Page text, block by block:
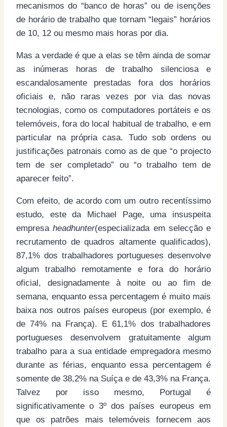
mecanismos do “banco de horas” ou de isenções
de horário de trabalho que tornam “legais” horários
de 10, 12 ou mesmo mais horas por dia.
Mas a verdade é que a elas se têm ainda de somar
as inúmeras horas de trabalho silenciosa e
escandalosamente prestadas fora dos horários
oficiais e, não raras vezes por via das novas
tecnologias, como os computadores portáteis e os
telemóveis, fora do local habitual de trabalho, e em
particular na própria casa. Tudo sob ordens ou
justificações patronais como as de que “o projecto
tem de ser completado” ou “o trabalho tem de
aparecer feito”.
Com efeito, de acordo com um outro recentíssimo
estudo, este da Michael Page, uma insuspeita
empresaheadhunter(especializada em selecção e
recrutamento de quadros altamente qualificados),
87,1% dos trabalhadores portugueses desenvolve
algum trabalho remotamente e fora do horário
oficial, designadamente à noite ou ao fim de
semana, enquanto essa percentagem é muito mais
baixa nos outros países europeus (por exemplo, é
de 74% na França). E 61,1% dos trabalhadores
portugueses desenvolvem gratuitamente algum
trabalho para a sua entidade empregadora mesmo
durante as férias, enquanto essa percentagem é
somente de 38,2% na Suíça e de 43,3% na França.
Talvez por isso mesmo, Portugal é
significativamente o 3º dos países europeus em
que os patrões mais telemóveis fornecem aos